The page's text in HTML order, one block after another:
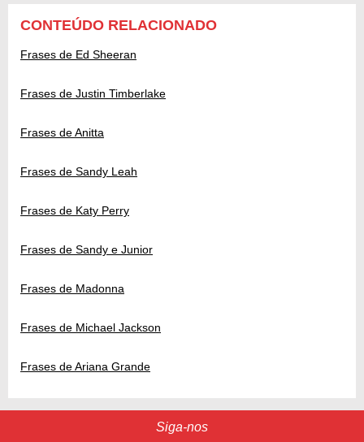
CONTEÚDO RELACIONADO
Frases de Ed Sheeran
Frases de Justin Timberlake
Frases de Anitta
Frases de Sandy Leah
Frases de Katy Perry
Frases de Sandy e Junior
Frases de Madonna
Frases de Michael Jackson
Frases de Ariana Grande
Siga-nos